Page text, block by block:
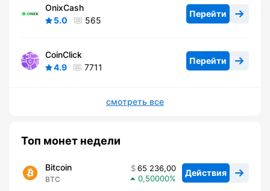
OnixCash
5.0
565
Перейти
CoinClick
4.9
7711
Перейти
смотреть все
Топ монет недели
Bitcoin
BTC
65 236,00
0,50000
Действия